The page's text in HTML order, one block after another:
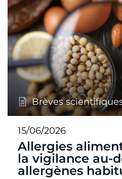
Brèves
15/06/2026
Allergies
la vigilance au-
allergènes